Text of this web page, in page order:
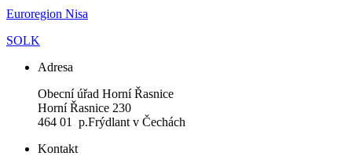
Euroregion Nisa
SOLK
Adresa
Obecní úřad Horní Řasnice
Horní Řasnice 230
464 01 p.Frýdlant v Čechách
Kontakt